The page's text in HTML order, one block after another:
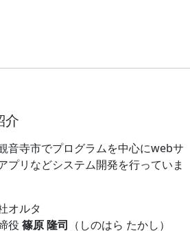
介
音寺市でプログラムを中心にwebサ
プリなどシステム開発を行っていま
オルタ
役篠原 隆司 （しのはら たかし）